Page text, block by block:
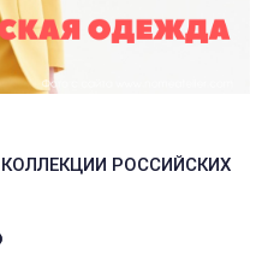
РОССИЙСКИХ